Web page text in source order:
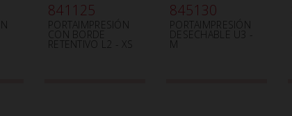
841125
PORTAIMPRESIÓN
CON BORDE
RETENTIVO L2 - XS
845130
PORTAIMPRESIÓN
DESECHABLE U3 -
M